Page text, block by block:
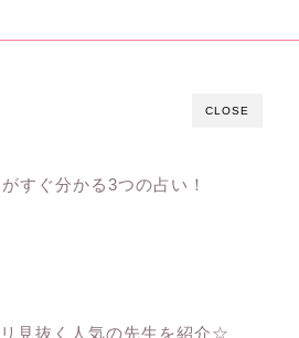
CLOSE
すぐ分かる3つの占い！
見抜く人気の先生を紹介☆